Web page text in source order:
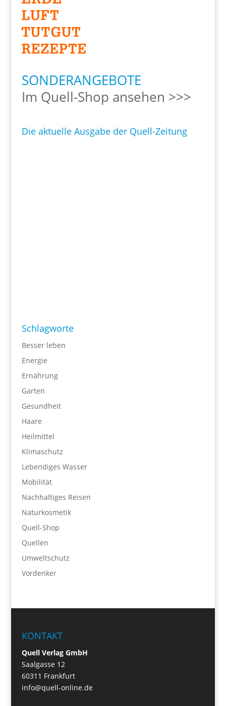
SONDERANGEBOTE
Im Quell-Shop ansehen >>>
Die aktuelle Ausgabe der Quell-Zeitung
Schlagworte
Besser leben
Energie
Ernährung
Garten
Gesundheit
Haare
Heilmittel
Klimaschutz
Lebendiges Wasser
Mobilität
Nachhaltiges Reisen
Naturkosmetik
Quell-Shop
Quellen
Umweltschutz
Vordenker
KONTAKT
Quell Verlag GmbH
Saalgasse 12
60311 Frankfurt
info@quell-online.de